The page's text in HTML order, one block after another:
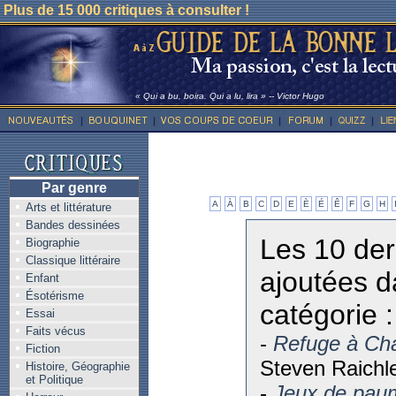
Plus de 15 000 critiques à consulter !
« Qui a bu, boira. Qui a lu, lira » -- Victor Hugo
Par genre
Arts et littérature
Bandes dessinées
Biographie
Classique littéraire
Enfant
Ésotérisme
Essai
Faits vécus
Fiction
Histoire, Géographie
et Politique
A À B C D E È É Ê F G H
Les 10
ajoutées
catégorie :
- Refuge à
Steven